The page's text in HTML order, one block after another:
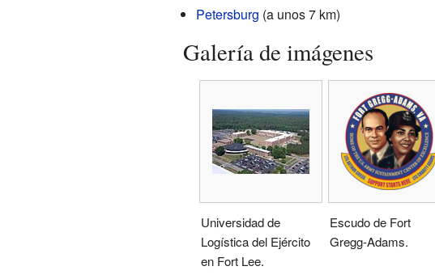
Petersburg (a unos 7 km)
Galería de imágenes
Universidad de
Logística del Ejército
en Fort Lee.
Escudo de Fort
Gregg-Adams.